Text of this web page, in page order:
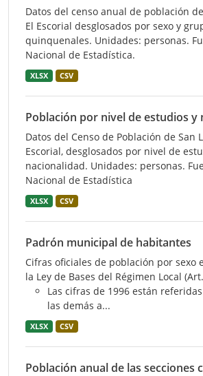
Datos del censo anual de población
El Escorial desglosados por sexo y
quinquenales. Unidades: personas.
Nacional de Estadística.
XLSX CSV
Población por nivel de estudios y
Datos del Censo de Población de San
Escorial, desglosados por nivel de
nacionalidad. Unidades: personas.
Nacional de Estadística
XLSX CSV
Padrón municipal de habitantes
Cifras oficiales de población por sexo
la Ley de Bases del Régimen Local
Las cifras de 1996 están
las demás a...
XLSX CSV
Población anual de las secciones